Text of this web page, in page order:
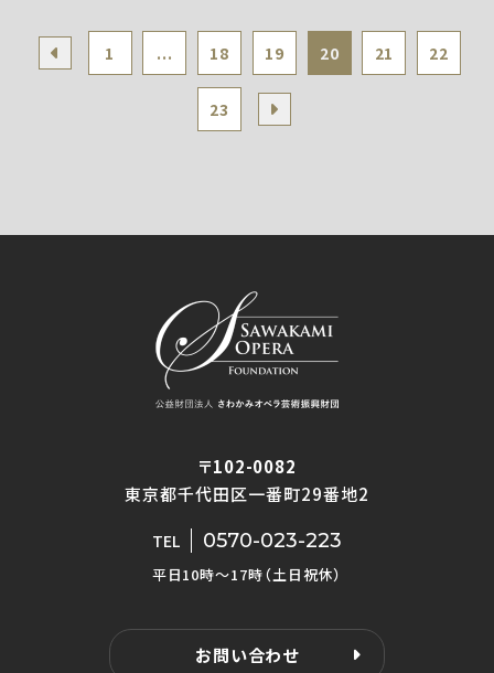
1 ... 18 19 20 21 22
23
〒102-0082
東京都千代田区一番町29番地2
TEL 0570-023-223
平日10時〜17時（土日祝休）
お問い合わせ